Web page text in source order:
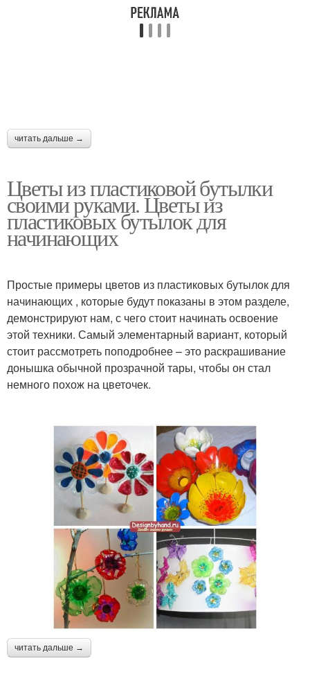
читать дальше →
Цветы из пластиковой бутылки
своими руками. Цветы из
пластиковых бутылок для
начинающих
Простые примеры цветов из пластиковых бутылок для
начинающих , которые будут показаны в этом разделе,
демонстрируют нам, с чего стоит начинать освоение
этой техники. Самый элементарный вариант, который
стоит рассмотреть поподробнее – это раскрашивание
донышка обычной прозрачной тары, чтобы он стал
немного похож на цветочек.
читать дальше →